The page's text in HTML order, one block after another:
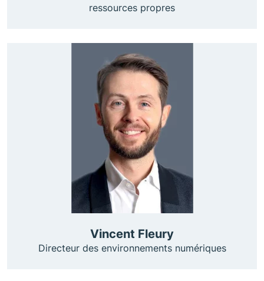
ressources propres
Vincent Fleury
Directeur des environnements numériques